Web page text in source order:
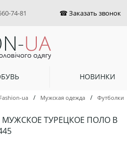
74-81
НОВИНКИ
ua / Мужская одежда / Футболки
ТУРЕЦКОЕ ПОЛО В